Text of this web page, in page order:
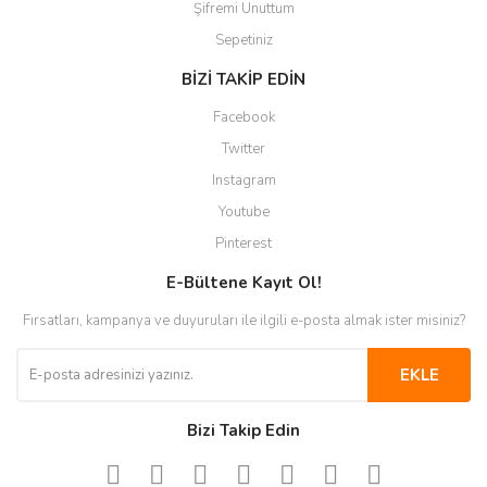
Şifremi Unuttum
Sepetiniz
BİZİ TAKİP EDİN
Facebook
Twitter
Instagram
Youtube
Pinterest
E-Bültene Kayıt Ol!
Fırsatları, kampanya ve duyuruları ile ilgili e-posta almak ister misiniz?
EKLE
Bizi Takip Edin